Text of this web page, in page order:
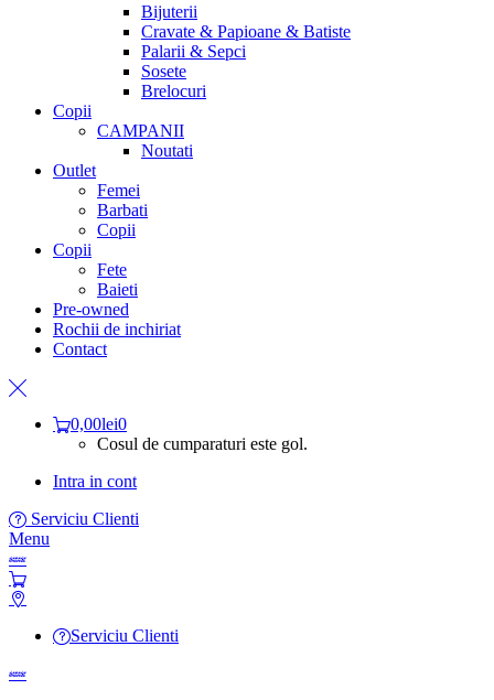
Bijuterii
Cravate & Papioane & Batiste
Palarii & Sepci
Sosete
Brelocuri
Copii
CAMPANII
Noutati
Outlet
Femei
Barbati
Copii
Copii
Fete
Baieti
Pre-owned
Rochii de inchiriat
Contact
0,00lei0
Cosul de cumparaturi este gol.
Intra in cont
Serviciu Clienti
Menu
Serviciu Clienti